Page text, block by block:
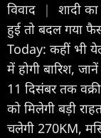
विवाद
|
शादी
हुई तो बदल गया
Today: कहीं भी
में होगी बारिश,
11 दिसंबर तक
को मिलेगी बड़ी
चलेगी 270KM,